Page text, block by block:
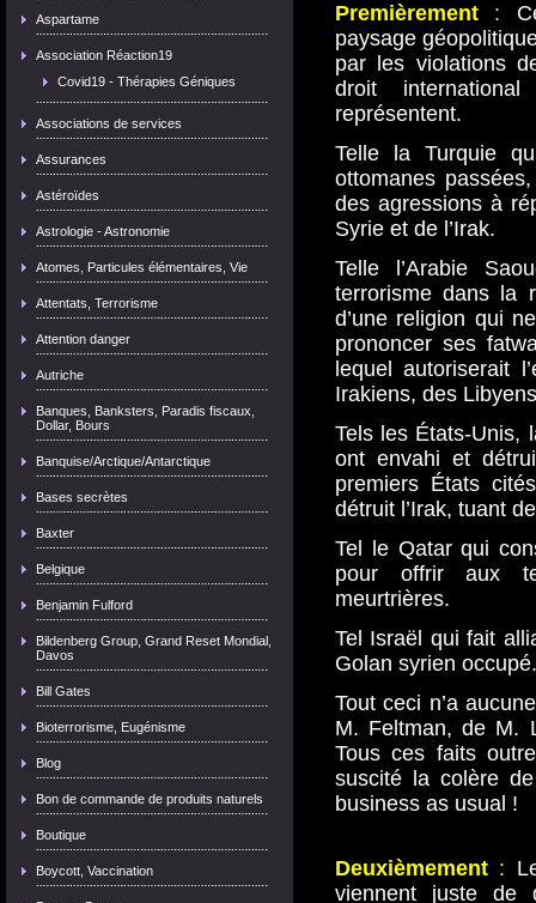
Aspartame
Association Réaction19
Covid19 - Thérapies Géniques
Associations de services
Assurances
Astéroïdes
Astrologie - Astronomie
Atomes, Particules élémentaires, Vie
Attentats, Terrorisme
Attention danger
Autriche
Banques, Banksters, Paradis fiscaux,
Dollar, Bours
Banquise/Arctique/Antarctique
Bases secrètes
Baxter
Belgique
Benjamin Fulford
Bildenberg Group, Grand Reset Mondial,
Davos
Bill Gates
Bioterrorisme, Eugénisme
Blog
Bon de commande de produits naturels
Boutique
Boycott, Vaccination
Premièrement :
paysage
par les violations
droit
représentent.
Telle la Turquie
ottomanes
des agressions à
Syrie et de l’Irak.
Telle l’Arabie
terrorisme dans la
d’une religion qui
prononcer ses
lequel autoriserait
Irakiens, des
Tels les États-Unis,
ont envahi et
premiers États
détruit l’Irak, tuant
Tel le Qatar qui
pour offrir aux
meurtrières.
Tel Israël qui fait
Golan syrien occupé.
Tout ceci n’a
M. Feltman, de M.
Tous ces faits
suscité la colère
business as usual !
Deuxièmement :
viennent juste de